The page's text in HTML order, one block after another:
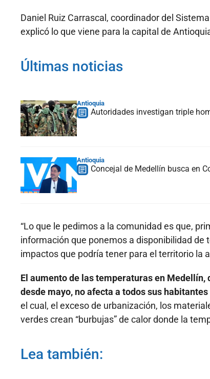
Daniel Ruiz Carrascal, coordinador del
explicó lo que viene para la capital de
Últimas noticias
Antioquia
Autoridades investigan triple
Antioquia
Concejal de Medellín busca en
“Lo que le pedimos a la comunidad es que,
información que ponemos a disponibilidad
impactos que podría tener para el territorio la
El aumento de las temperaturas en
desde mayo, no afecta a todos sus habitantes
el cual, el exceso de urbanización, los
verdes crean “burbujas” de calor donde la
Lea también: